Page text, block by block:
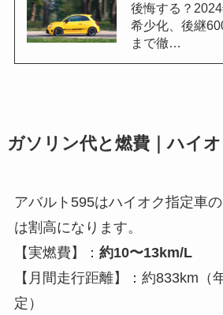
後悔する？
希少化、後継
まで徹…
ガソリン代と燃費｜ハイオ
アバルト595はハイオク指定車
は割高になります。
【実燃費】： 約10〜13km/L
【月間走行距離】：約833km（
定）